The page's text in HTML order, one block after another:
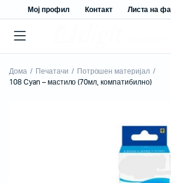
Мој профил Контакт Листа на
Дома Печатачи
Потрошен материјал
108 Cyan – мастило (70мл, компатибилно)